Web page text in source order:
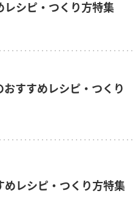
レシピ・つくり方特集
すすめレシピ・つくり
めレシピ・つくり方特集